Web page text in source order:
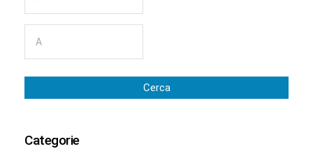
Cerca
Categorie